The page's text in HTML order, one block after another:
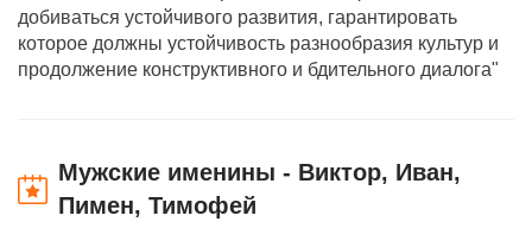
добиваться устойчивого развития, гарантировать
которое должны устойчивость разнообразия культур и
продолжение конструктивного и бдительного диалога"
Мужские именины - Виктор, Иван,
Пимен, Тимофей